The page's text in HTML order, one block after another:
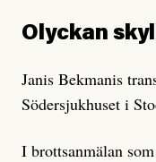
Olyckan
Janis Bekmanis
Södersjukhuset i
I brottsanmälan